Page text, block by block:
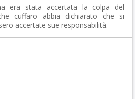
era stata accertata la colpa del
cuffaro abbia dichiarato che si
accertate sue responsabilità.